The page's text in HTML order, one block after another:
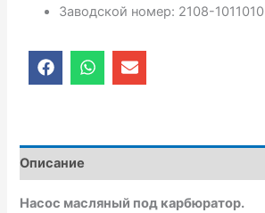
Заводской номер: 2108-1011010
F
a
o
o
k
W
h
a
p
E
n
o
e
Описание
Насос масляный под карбюратор.